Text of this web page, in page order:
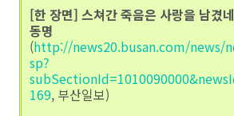
[한 장면] 스쳐간 죽음은 사랑을 남겼
동명
(http://news20.busan.com/news/
sp?
169, 부산일보)